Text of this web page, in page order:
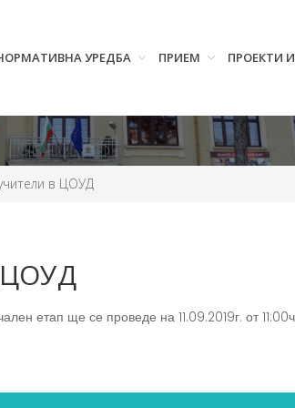
УРЕДБА ПРИЕМ ПРОЕКТИ
в ЦОУД
ЦОУД
етап ще се проведе на 11.09.2019г. от